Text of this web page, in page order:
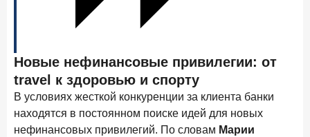
в феврале 2026 года
Банки начали снижать ставки по вкладам еще до
решения ЦБ
16 марта 2026 года
Frank RG объявила победителей кейс-чемпионата
2026 года
Новые нефинансовые привилегии: от
travel к здоровью и спорту
В условиях жесткой конкуренции за клиента банки
находятся в постоянном поиске идей для новых
нефинансовых привилегий. По словам Марии